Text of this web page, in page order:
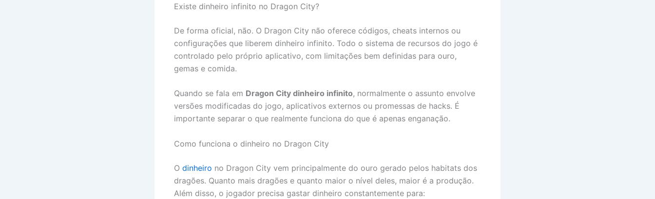
Existe dinheiro infinito no Dragon City?
De forma oficial, não. O Dragon City não oferece códigos, cheats internos ou
configurações que liberem dinheiro infinito. Todo o sistema de recursos do jogo é
controlado pelo próprio aplicativo, com limitações bem definidas para ouro,
gemas e comida.
Quando se fala em Dragon City dinheiro infinito, normalmente o assunto envolve
versões modificadas do jogo, aplicativos externos ou promessas de hacks. É
importante separar o que realmente funciona do que é apenas enganação.
Como funciona o dinheiro no Dragon City
O dinheiro no Dragon City vem principalmente do ouro gerado pelos habitats dos
dragões. Quanto mais dragões e quanto maior o nível deles, maior é a produção.
Além disso, o jogador precisa gastar dinheiro constantemente para: